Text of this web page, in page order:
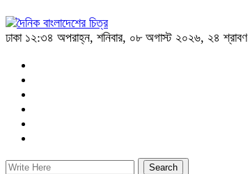
ঢাকা ১২:৩৪ অপরাহ্ন, শনিবার, ০৮ অগাস্ট ২০২৬, ২৪ শ্রাবণ